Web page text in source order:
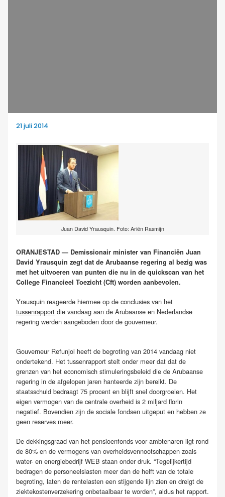
21 juli 2014
Juan David Yrausquin. Foto: Ariën Rasmijn
ORANJESTAD — Demissionair minister van Financiën Juan
David Yrausquin zegt dat de Arubaanse regering al bezig was
met het uitvoeren van punten die nu in de quickscan van het
College Financieel Toezicht (Cft) worden aanbevolen.
Yrausquin reageerde hiermee op de conclusies van het
tussenrapport die vandaag aan de Arubaanse en Nederlandse
regering werden aangeboden door de gouverneur.
Gouverneur Refunjol heeft de begroting van 2014 vandaag niet
ondertekend. Het tussenrapport stelt onder meer dat dat de
grenzen van het economisch stimuleringsbeleid die de Arubaanse
regering in de afgelopen jaren hanteerde zijn bereikt. De
staatsschuld bedraagt 75 procent en blijft snel doorgroeien. Het
eigen vermogen van de centrale overheid is 2 miljard florin
negatief. Bovendien zijn de sociale fondsen uitgeput en hebben ze
geen reserves meer.
De dekkingsgraad van het pensioenfonds voor ambtenaren ligt rond
de 80% en de vermogens van overheidsvennootschappen zoals
water- en energiebedrijf WEB staan onder druk. “Tegelijkertijd
bedragen de personeelslasten meer dan de helft van de totale
begroting, laten de rentelasten een stijgende lijn zien en dreigt de
ziektekostenverzekering onbetaalbaar te worden”, aldus het rapport.